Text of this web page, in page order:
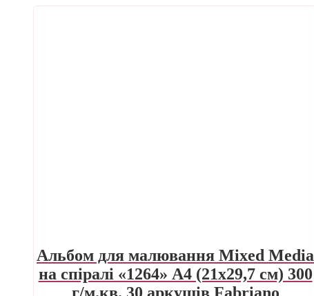
Альбом для малювання Mixed Media
на спіралі «1264» А4 (21х29,7 см) 300